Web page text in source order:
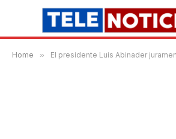
Home » El presidente Luis Abinader juramenta a los nuevos ministros de Obras